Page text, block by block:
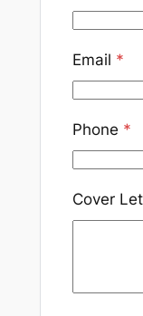
Email *
Phone *
Cover